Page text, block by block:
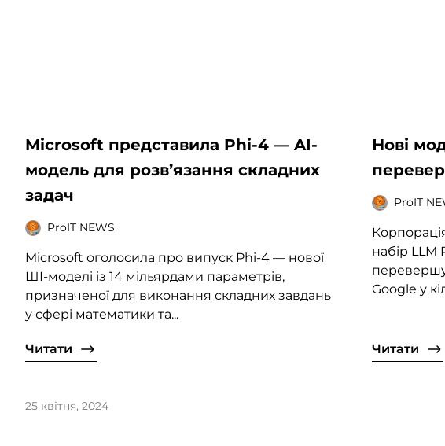
Microsoft представила Phi-4 — AI-
модель для розв’язання складних
задач
ProIT NEWS
Microsoft оголосила про випуск Phi-4 — нової
ШІ-моделі із 14 мільярдами параметрів,
призначеної для виконання складних завдань
у сфері математики та...
Читати
Нові
ProIT
набір LLM
Google у
Читати
25 квітня, 2024